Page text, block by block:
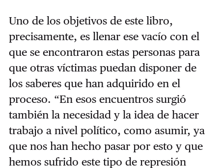
Uno de los objetivos de este libro,
precisamente, es llenar ese vacío con el
que se encontraron estas personas para
que otras víctimas puedan disponer de
los saberes que han adquirido en el
proceso. “En esos encuentros surgió
también la necesidad y la idea de hacer
trabajo a nivel político, como asumir, ya
que nos han hecho pasar por esto y que
hemos sufrido este tipo de represión